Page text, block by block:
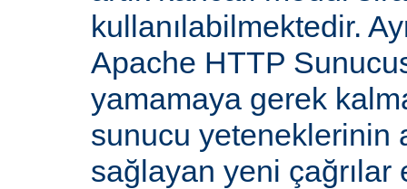
kullanılabilmektedir.
Apache HTTP
yamamaya gerek
sunucu yeteneklerinin
sağlayan yeni çağrılar